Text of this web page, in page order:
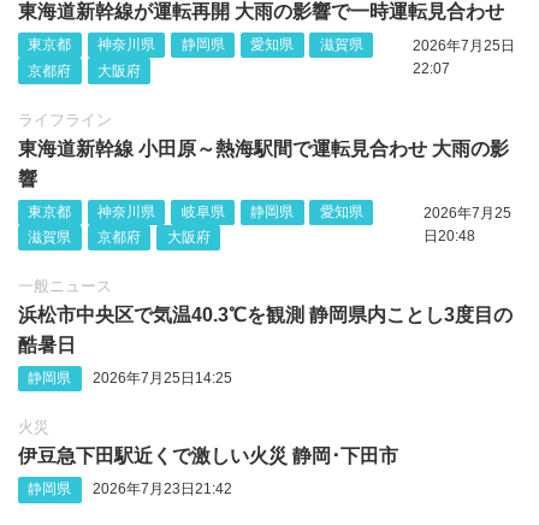
東海道新幹線が運転再開 大雨の影響で一時運転見合わせ
東京都 神奈川県 静岡県 愛知県
滋賀県
京都府
大阪府
2026年7月25日
22:07
ライフライン
東海道新幹線 小田原～熱海駅間で運転見合わせ 大雨の影
響
東京都 神奈川県 岐阜県 静岡県
愛知県
滋賀県
京都府 大阪府
2026年7月25
日20:48
一般ニュース
浜松市中央区で気温40.3℃を観測 静岡県内ことし3度目の
酷暑日
静岡県 2026年7月25日14:25
火災
伊豆急下田駅近くで激しい火災 静岡‪･‬下田市
静岡県 2026年7月23日21:42